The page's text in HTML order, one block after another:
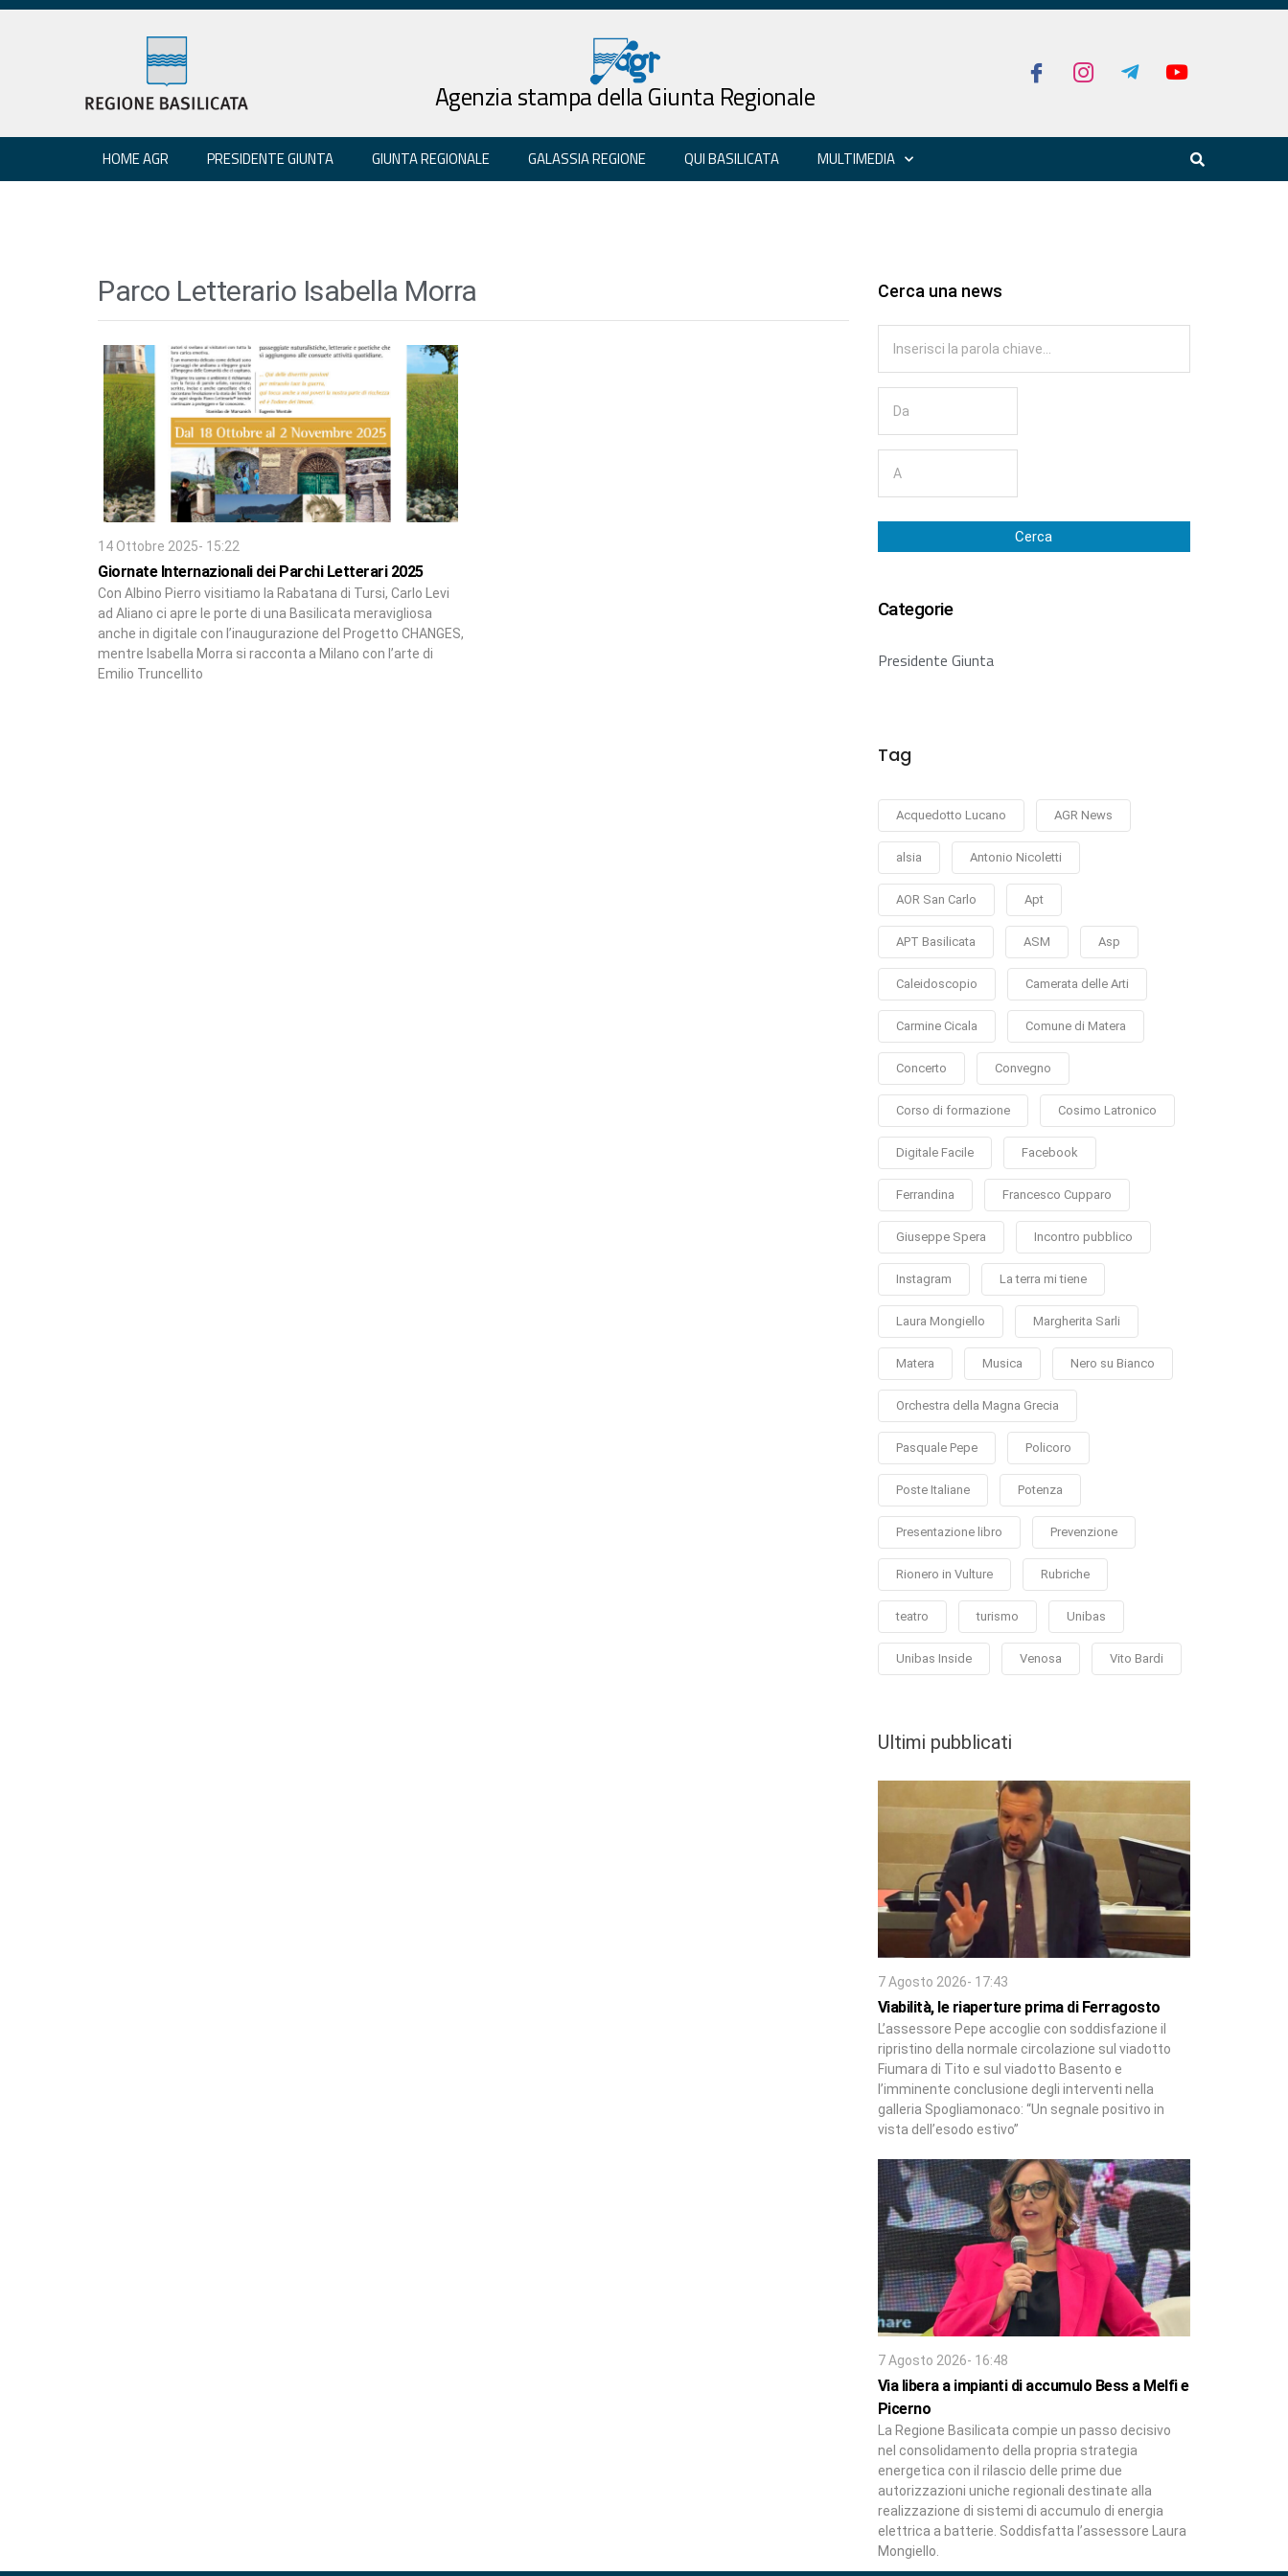
Agenzia stampa della Giunta Regionale
HOME AGR PRESIDENTE GIUNTA GIUNTA REGIONALE GALASSIA REGIONE QUI BASILICATA MULTIMEDIA
Parco Letterario Isabella Morra
14 Ottobre 2025- 15:22
Giornate Internazionali dei Parchi Letterari 2025
Con Albino Pierro visitiamo la Rabatana di Tursi, Carlo Levi
ad Aliano ci apre le porte di una Basilicata meravigliosa
anche in digitale con l’inaugurazione del Progetto CHANGES,
mentre Isabella Morra si racconta a Milano con l’arte di
Emilio Truncellito
Cerca una news
Cerca
Categorie
Presidente Giunta
Tag
Acquedotto Lucano AGR News
alsia Antonio Nicoletti
AOR San Carlo Apt
APT Basilicata ASM Asp
Caleidoscopio Camerata delle Arti
Carmine Cicala Comune di Matera
Concerto Convegno
Corso di formazione Cosimo Latronico
Digitale Facile Facebook
Ferrandina Francesco Cupparo
Giuseppe Spera Incontro pubblico
Instagram La terra mi tiene
Laura Mongiello Margherita Sarli
Matera Musica Nero su Bianco
Orchestra della Magna Grecia
Pasquale Pepe Policoro
Poste Italiane Potenza
Presentazione libro Prevenzione
Rionero in Vulture Rubriche
teatro turismo Unibas
Unibas Inside Venosa Vito Bardi
Ultimi pubblicati
7 Agosto 2026- 17:43
Viabilità, le riaperture prima di Ferragosto
L’assessore Pepe accoglie con soddisfazione il
ripristino della normale circolazione sul viadotto
Fiumara di Tito e sul viadotto Basento e
l’imminente conclusione degli interventi nella
galleria Spogliamonaco: “Un segnale positivo in
vista dell’esodo estivo”
7 Agosto 2026- 16:48
Via libera a impianti di accumulo Bess a Melfi e
Picerno
La Regione Basilicata compie un passo decisivo
nel consolidamento della propria strategia
energetica con il rilascio delle prime due
autorizzazioni uniche regionali destinate alla
realizzazione di sistemi di accumulo di energia
elettrica a batterie. Soddisfatta l’assessore Laura
Mongiello.